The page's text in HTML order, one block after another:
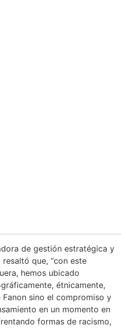
de gestión estratégica y
que, “con este
hemos ubicado
étnicamente,
sino el compromiso y
en un momento en
formas de racismo,